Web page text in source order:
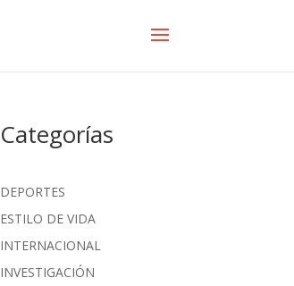
Categorías
DEPORTES
ESTILO DE VIDA
INTERNACIONAL
INVESTIGACIÓN